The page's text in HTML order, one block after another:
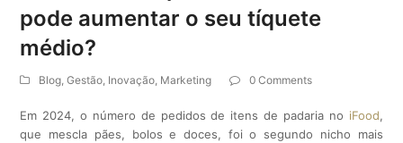
pode aumentar o seu tíquete
médio?
Blog,Gestão, Inovação, Marketing 0 Comments
Em 2024, o número de pedidos de itens de padaria no iFood,
que mescla pães, bolos e doces, foi o segundo nicho mais